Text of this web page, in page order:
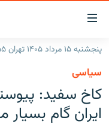
لینک‌های
قابلیت
دسترسی
بازگشت
به
منوی
اصلی
ایران
جهان
پنجشنبه ۱۵ مرداد ۱۴۰۵ تهران ۱۷:۵۵
سیاسی
کاخ سفید:
ایران گام